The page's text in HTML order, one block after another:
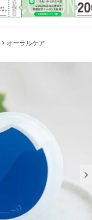
オーラルケア